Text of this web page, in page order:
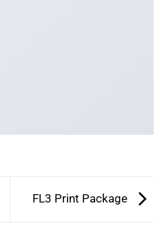
FL3 Print Package